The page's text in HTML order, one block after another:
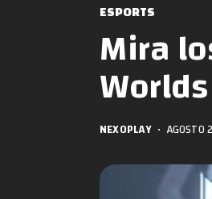
ESPORTS
Mira
NEXOPLAY •